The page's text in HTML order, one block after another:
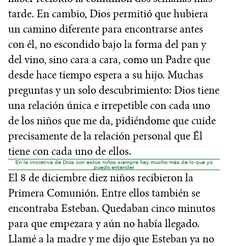
tarde. En cambio, Dios permitió que hubiera
un camino diferente para encontrarse antes
con él, no escondido bajo la forma del pan y
del vino, sino cara a cara, como un Padre que
desde hace tiempo espera a su hijo. Muchas
preguntas y un solo descubrimiento: Dios tiene
una relación única e irrepetible con cada uno
de los niños que me da, pidiéndome que cuide
precisamente de la relación personal que Él
tiene con cada uno de ellos.
En la iniciativa de Dios con estos niños siempre hay mucho más de lo que yo
puedo entender
El 8 de diciembre diez niños recibieron la
Primera Comunión. Entre ellos también se
encontraba Esteban. Quedaban cinco minutos
para que empezara y aún no había llegado.
Llamé a la madre y me dijo que Esteban ya no